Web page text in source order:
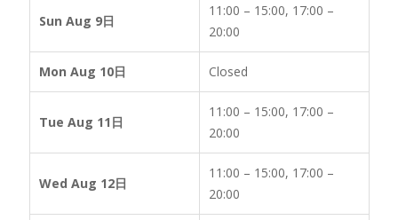
Sun Aug 9日
11:00 – 15:00, 17:00 –
20:00
Mon Aug 10日 Closed
Tue Aug 11日
11:00 – 15:00, 17:00 –
20:00
Wed Aug 12日
11:00 – 15:00, 17:00 –
20:00